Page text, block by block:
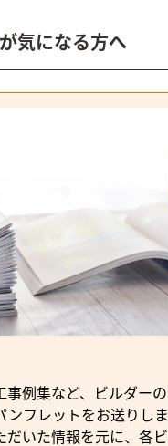
気になる方へ
事例集など、ビルダーの
ンフレットをお送りし
だいた情報を元に、各